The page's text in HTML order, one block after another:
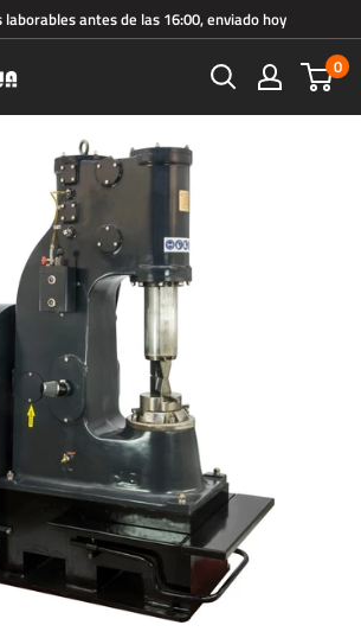
laborables antes de las 16:00, enviado hoy
0